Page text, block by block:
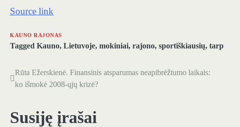
Source link
KAUNO RAJONAS
Tagged Kauno, Lietuvoje, mokiniai, rajono, sportiškiausių, tarp
Navigacija
įrašų
Rūta Ežerskienė. Finansinis atsparumas neapibrėžtumo laikais:
ko išmokė 2008-ųjų krizė?
Susiję įrašai